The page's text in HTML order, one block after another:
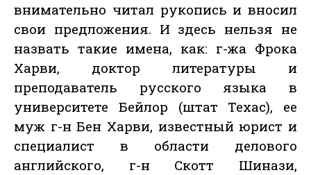
внимательно читал рукопись и вносил
свои предложения. И здесь нельзя не
назвать такие имена, как: г-жа Фрока
Харви, доктор литературы и
преподаватель русского языка в
университете Бейлор (штат Техас), ее
муж г-н Бен Харви, известный юрист и
специалист в области делового
английского, г-н Скотт Шинази,